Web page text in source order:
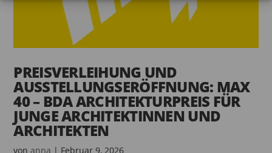
PREISVERLEIHUNG UND
AUSSTELLUNGSERÖFFNUNG: MAX
40 – BDA ARCHITEKTURPREIS FÜR
JUNGE ARCHITEKTINNEN UND
ARCHITEKTEN
vonanna | Februar 9, 2026